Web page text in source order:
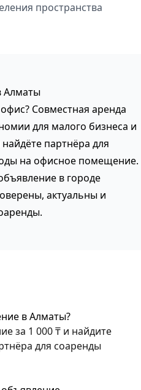
пространства
Алматы
Совместная аренда
для малого бизнеса и
партнёра для
на офисное помещение.
в городе
актуальны и
в Алматы?
за 1 000 ₸ и найдите
для соаренды